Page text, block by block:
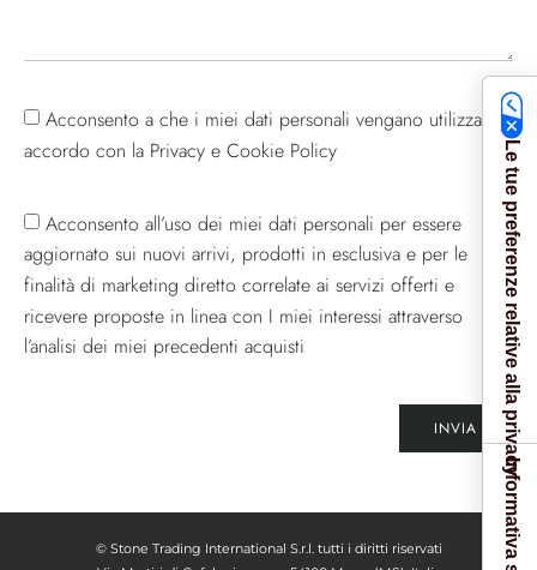
Acconsento a che i miei dati personali vengano utilizzati in
accordo con la Privacy e Cookie Policy
Acconsento all’uso dei miei dati personali per essere
aggiornato sui nuovi arrivi, prodotti in esclusiva e per le
finalità di marketing diretto correlate ai servizi offerti e
ricevere proposte in linea con I miei interessi attraverso
l’analisi dei miei precedenti acquisti
INVIA
© Stone Trading International S.r.l. tutti i diritti riservati
Le tue preferenze relative alla privacy